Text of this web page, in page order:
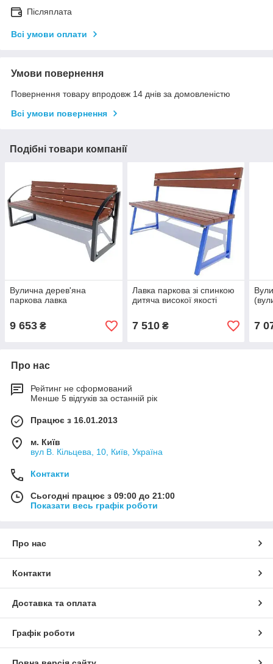
Післяплата
Всі умови оплати
Умови повернення
Повернення товару впродовж 14 днів за домовленістю
Всі умови повернення
Подібні товари компанії
Вулична дерев'яна
паркова лавка
9 653 ₴
Лавка паркова зі спинкою
дитяча високої якості
7 510₴ 7
Про нас
Рейтинг не сформований
Менше 5 відгуків за останній рік
Працює з 16.01.2013
м. Київ
вул В. Кільцева, 10, Київ, Україна
Контакти
Сьогодні працює з 09:00 до 21:00
Показати весь графік роботи
Про нас
Контакти
Доставка та оплата
Графік роботи